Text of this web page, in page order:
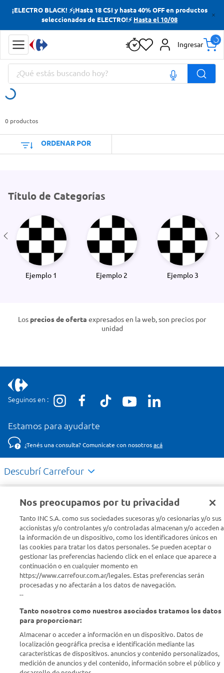
¡ELECTRO BLACK! ⚡¡Hasta 18 CSI y hasta 40% OFF en productos
seleccionados de ELECTRO!⚡ Hasta el 10/08
Ingresar
¿Qué estás buscando hoy?
0 productos
ORDENAR POR
Título de Categorías
Ejemplo 1 Ejemplo 2 Ejemplo 3
Los precios de oferta expresados en la web, son precios por
unidad
Seguinos en :
Estamos para ayudarte
¿Tenés una consulta? Comunicate con nosotros acá
Descubrí Carrefour
Conocenos
Info útil
Comprá Online
Enterate de nuestras ofertas
Dejanos tu mail para recibir todas las ofertas y promociones antes
ENVIAR
Nos preocupamos por tu privacidad
Tanto INC S.A. como sus sociedades sucesoras y/o cesionarias y/o sus
accionistas y/o controlantes y/o controladas almacenan y/o acceden a
la información de un dispositivo, como los identificadores únicos en
las cookies para tratar los datos personales. Se pueden aceptar o
gestionar las preferencias haciendo click en el enlace que aparece a
continuación o en cualquier momento en
https://www.carrefour.com.ar/legales. Estas preferencias serán
procesadas y no afectarán a los datos de navegación.
--
Tanto nosotros como nuestros asociados tratamos los datos
para proporcionar:
Almacenar o acceder a información en un dispositivo. Datos de
localización geográfica precisa e identificación mediante las
características de dispositivos. anuncios y contenido personalizados,
medición de anuncios y del contenido, información sobre el público y
Términos más buscados
Yerba
Cerveza
Doves
Términos más buscados
Yerba
Cerveza
Doves
Papas Fritas